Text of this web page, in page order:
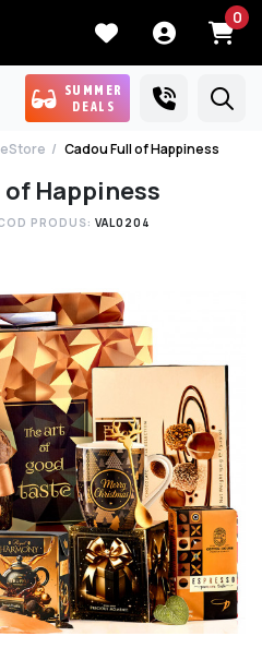
0
SUMMER
DEALS
Cadou Full of Happiness
Happiness
PRODUS: VAL0204